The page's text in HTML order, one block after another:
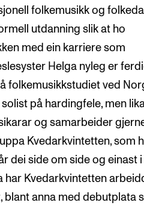
folkemusikk og
utdanning slik at ho
med ein karriere som
Helga nyleg er
folkemusikkstudiet ved
på hardingfele, men
og samarbeider
Kvedarkvintetten, som
dei side om side og einast i
har Kvedarkvintetten
blant anna med debutplata